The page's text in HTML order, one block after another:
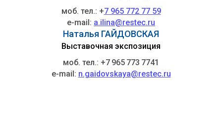
моб. тел.: +7 965 772 77 59
e-mail: a.ilina@restec.ru
Наталья ГАЙДОВСКАЯ
Выставочная экспозиция
моб. тел.: +7 965 773 7741
e-mail: n.gaidovskaya@restec.ru